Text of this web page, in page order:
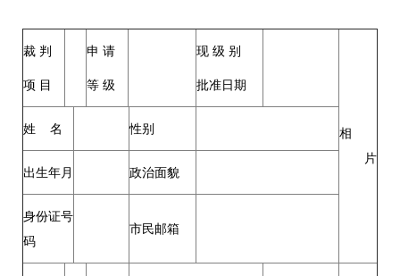
裁 判
项 目
申 请
等 级
现 级 别
批准日期
相
片
姓 名 性别
出生年月 政治面貌
身份证号
码
市民邮箱